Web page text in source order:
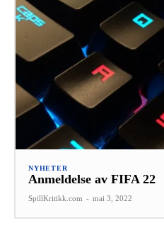
NYHETER
Anmeldelse av FIFA 22
SpillKritikk.com - mai 3, 2022